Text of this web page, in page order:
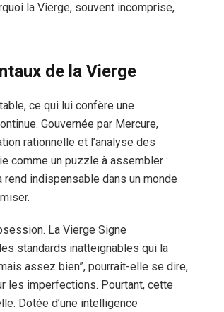
la Vierge, souvent incomprise,
de la Vierge
ce qui lui confère une
Gouvernée par Mercure,
rationnelle et l’analyse des
comme un puzzle à assembler :
indispensable dans un monde
La Vierge Signe
standards inatteignables qui la
assez bien”, pourrait-elle se dire,
les imperfections. Pourtant, cette
Dotée d’une intelligence